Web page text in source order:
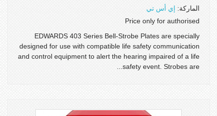
الماركة: إي أس تي
Price only for authorised
EDWARDS 403 Series Bell-Strobe Plates are specially
designed for use with compatible life safety communication
and control equipment to alert the hearing impaired of a life
safety event. Strobes are...